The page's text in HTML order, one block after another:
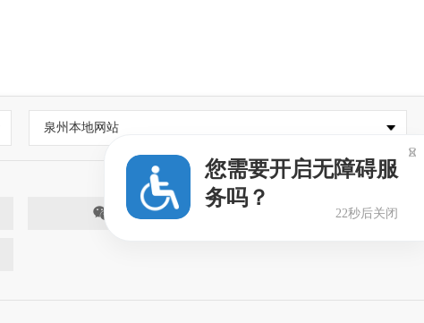
泉州本地网站
微信
您需要开启无障碍服
务吗？
22秒后关闭
